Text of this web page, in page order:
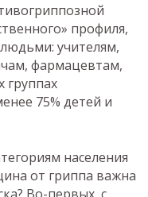
профиля,
учителям,
фармацевтам,
группах
75% детей и
населения
от гриппа важна